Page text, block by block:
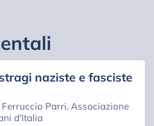
naziste e fasciste
Parri, Associazione
d'Italia